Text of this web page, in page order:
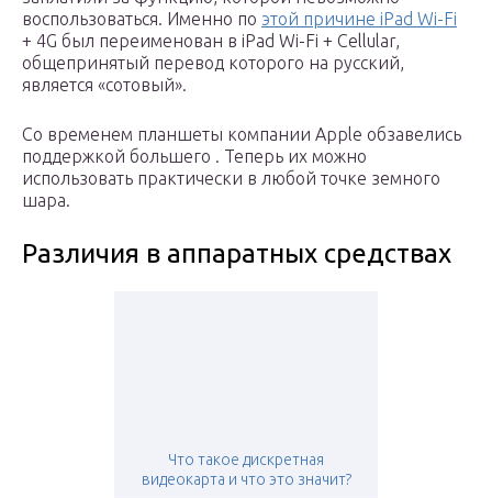
воспользоваться. Именно по этой причине iPad Wi-Fi
+ 4G был переименован в iPad Wi-Fi + Cellular,
общепринятый перевод которого на русский,
является «сотовый».
Со временем планшеты компании Apple обзавелись
поддержкой большего . Теперь их можно
использовать практически в любой точке земного
шара.
Различия в аппаратных средствах
Что такое дискретная
видеокарта и что это значит?